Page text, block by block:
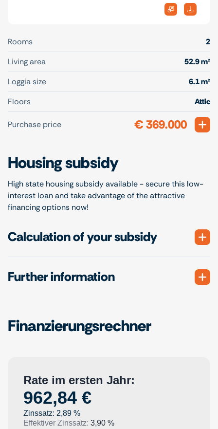
Rooms
2
Living area
52.9 m²
Loggia size
6.1 m²
Floors
Attic
Purchase price € 369.000
Housing subsidy
High state housing subsidy available - secure this low-
interest loan and take advantage of the attractive
financing options now!
Calculation of your subsidy
Further information
Finanzierungsrechner